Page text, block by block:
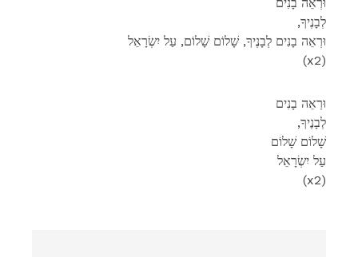
,לְבָנֶיךָ
וּרְאֵה בָנִים לְבָנֶיךָ, שָׁלוֹם שָׁלוֹם, עַל יִשְׂרָאֵל
(x2)
וּרְאֵה בָנִים
,לְבָנֶיךָ
שָׁלוֹם שָׁלוֹם
עַל יִשְׂרָאֵל
(x2)